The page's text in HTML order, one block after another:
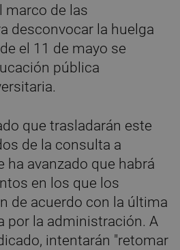
marco de las
desconvocar la huelga
el 11 de mayo se
pública
que trasladarán este
de la consulta a
ha avanzado que habrá
en los que los
de acuerdo con la última
por la administración. A
intentarán "retomar